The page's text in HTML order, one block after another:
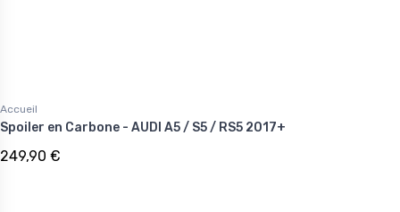
Accueil
Spoiler en Carbone - AUDI A5 / S5 / RS5 2017+
249,90 €